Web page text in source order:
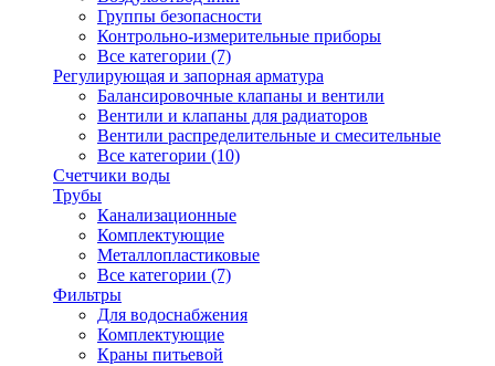
Группы безопасности
Контрольно-измерительные приборы
Все категории (7)
Регулирующая и запорная арматура
Балансировочные клапаны и вентили
Вентили и клапаны для радиаторов
Вентили распределительные и смесительные
Все категории (10)
Счетчики воды
Трубы
Канализационные
Комплектующие
Металлопластиковые
Все категории (7)
Фильтры
Для водоснабжения
Комплектующие
Краны питьевой